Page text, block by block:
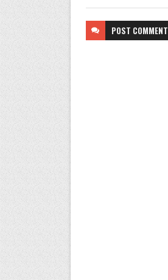
POST COMMENT